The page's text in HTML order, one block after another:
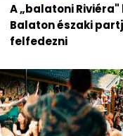
A „balatoni Riviéra"
Balaton északi
felfedezni